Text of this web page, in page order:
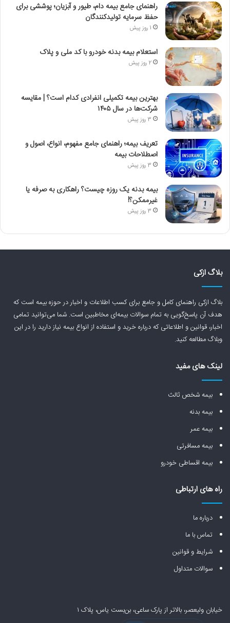
راهنمای جامع بیمه دام، طیور و آبزیان؛ پوششی برای
حفظ سرمایه تولیدکنندگان
1 روز پیش
استعلام بیمه بدنه خودرو با کد ملی و پلاک
2 روز پیش
بهترین بیمه تکمیلی انفرادی کدام است؟ | مقایسه
شرکت‌ها در سال ۱۴۰۵
3 روز پیش
تعریف بیمه؛ راهنمای جامع مفهوم، انواع، اصول و
اصطلاحات بیمه
3 روز پیش
بیمه بدنه یک روزه چیست؟ راهکاری به صرفه یا
غیرممکن؟!
3 روز پیش
بلاگ ازکی
بلاگ ازکی راهنمای کامل و جامع برای کسب اطلاعات و اخبار در حوزه بیمه است که
هدف آن پاسخ‌گویی به تمام سوالات بیمه‌ای مخاطبین است. شما می‌توانید تمامی
اخبار، قوانین و اطلاعاتی که درباره خرید و استفاده از انواع بیمه نیاز دارید را در این
وبلاگ مطالعه کنید.
لینک های مفید
بیمه شخص ثالث
بیمه بدنه
بیمه عمر
بیمه مسافرتی
بیمه اقساطی خودرو
راه های ارتباطی
درباره ما
تماس با ما
شرایط و قوانین
سوالات متداول
خیابان ولیعصر، بالاتر از پارک ساعی، بن‌بست یاس، پلاک ۱